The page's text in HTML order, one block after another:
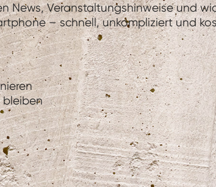
News, Veranstaltungshinweise und
– schnell, unkompliziert und
bleiben